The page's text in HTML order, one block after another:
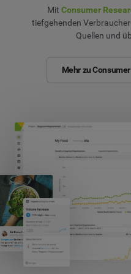
Mit Consumer
tiefgehenden
Quellen und
Mehr zu